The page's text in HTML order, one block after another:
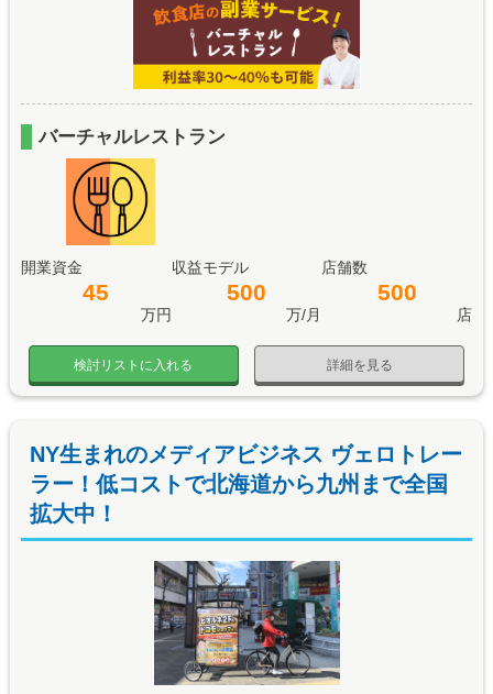
バーチャルレストラン
開業資金
45
万円
収益モデル
500
万/月
店舗数
500
店
詳細を見る
検討リストに入れる
NY生まれのメディアビジネス ヴェロトレー
ラー！低コストで北海道から九州まで全国
拡大中！